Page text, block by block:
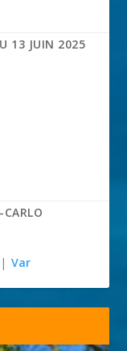
13 JUIN 2025
| Var